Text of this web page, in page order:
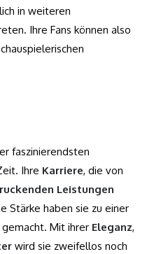
in weiteren
Ihre Fans können also
faszinierendsten
Ihre Karriere, die von
Leistungen
Stärke haben sie zu einer
Mit ihrer Eleganz,
wird sie zweifellos noch